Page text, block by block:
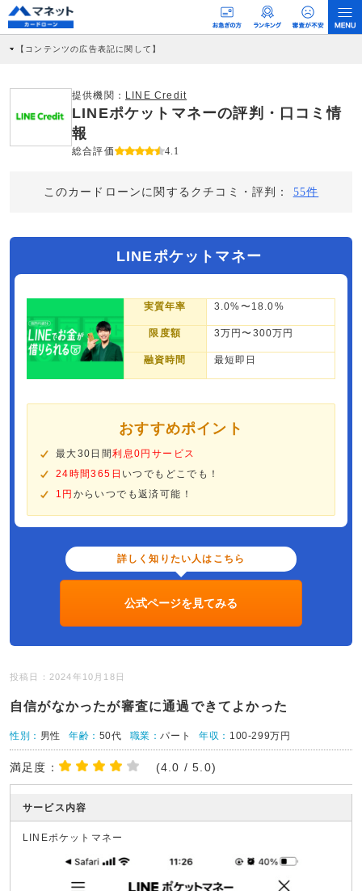
【コンテンツの広告表記に関して】
社に対して企業から紹介報酬が支払われるという収益モデルです。 ただし、特定の
商品を根拠なくPRするものではなく、当編集部の調査／ユーザーへの口コミ収集な
どに基づき、公平性を担保した情報提供を行っています。
提供機関： LINE Credit
LINEポケットマネーの評判・口コミ情
報
総合評価 4.1
このカードローンに関するクチコミ・評判： 55件
LINEポケットマネー
実質年率 3.0%〜18.0%
限度額 3万円〜300万円
融資時間 最短即日
おすすめポイント
最大30日間利息0円サービス
24時間365日 いつでもどこでも！
1円 からいつでも返済可能！
詳しく知りたい人はこちら
公式ページを見てみる
投稿日：2024年10月18日
自信がなかったが審査に通過できてよかった
性別： 男性 年齢： 50代 職業：パート 年収： 100-299万円
満足度： (4.0 / 5.0)
サービス内容
LINEポケットマネー